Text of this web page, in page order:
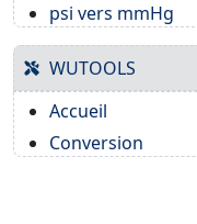
psi vers mmHg
WUTOOLS
Accueil
Conversion